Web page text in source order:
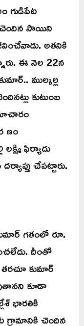
గుడిపేట
సాయిని
అతనికి
ఈ నెల 22న
ముల్కల్ల
కుటుంబ
ణం
ఫిర్యాదు
చేపట్టారు.
గతంలో రూ.
దీంతో
కుమార్
కూడా
భారతికి
గ్రామానికి చెందిన